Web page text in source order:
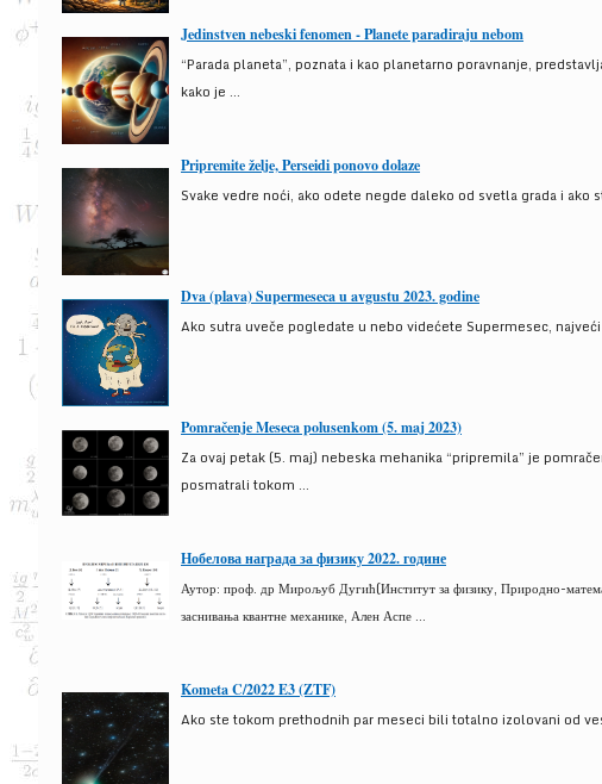
Jedinstven nebeski fenomen - Planete paradiraju nebom
“Parada planeta”, poznata i kao planetarno poravnanje,
kako je ...
Pripremite želje, Perseidi ponovo dolaze
Svake vedre noći, ako odete negde daleko od svetla grada i
Dva (plava) Supermeseca u avgustu 2023. godine
Ako sutra uveče pogledate u nebo videćete Supermesec,
Pomračenje Meseca polusenkom (5. maj 2023)
Za ovaj petak (5. maj) nebeska mehanika “pripremila” je
posmatrali tokom ...
Нобелова награда за физику 2022. године
Аутор: проф. др Мирољуб Дугић(Институт за физику, Природно-
заснивања квантне механике, Ален Аспе ...
Kometa C/2022 E3 (ZTF)
Ako ste tokom prethodnih par meseci bili totalno izolovani od